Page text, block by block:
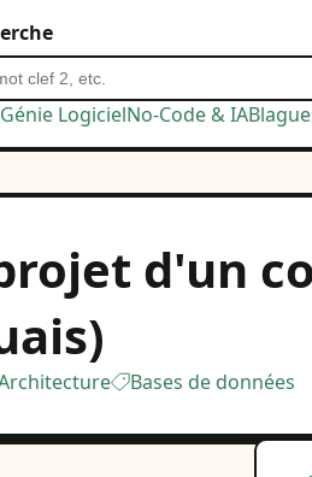
Génie LogicielNo-Code & IA
d'un
Bases de données